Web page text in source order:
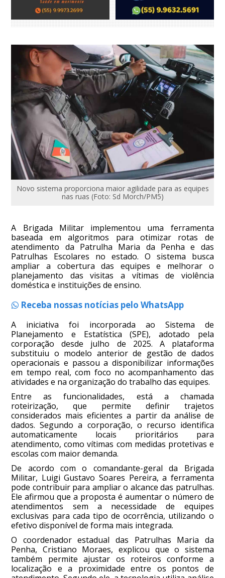
Novo sistema proporciona maior agilidade para as equipes
nas ruas (Foto: Sd Morch/PM5)
A Brigada Militar implementou uma ferramenta
baseada em algoritmos para otimizar rotas de
atendimento da Patrulha Maria da Penha e das
Patrulhas Escolares no estado. O sistema busca
ampliar a cobertura das equipes e melhorar o
planejamento das visitas a vítimas de violência
doméstica e instituições de ensino.
Receba nossas notícias pelo WhatsApp
A iniciativa foi incorporada ao Sistema de
Planejamento e Estatística (SPE), adotado pela
corporação desde julho de 2025. A plataforma
substituiu o modelo anterior de gestão de dados
operacionais e passou a disponibilizar informações
em tempo real, com foco no acompanhamento das
atividades e na organização do trabalho das equipes.
Entre as funcionalidades, está a chamada
roteirização, que permite definir trajetos
considerados mais eficientes a partir da análise de
dados. Segundo a corporação, o recurso identifica
automaticamente locais prioritários para
atendimento, como vítimas com medidas protetivas e
escolas com maior demanda.
De acordo com o comandante-geral da Brigada
Militar, Luigi Gustavo Soares Pereira, a ferramenta
pode contribuir para ampliar o alcance das patrulhas.
Ele afirmou que a proposta é aumentar o número de
atendimentos sem a necessidade de equipes
exclusivas para cada tipo de ocorrência, utilizando o
efetivo disponível de forma mais integrada.
O coordenador estadual das Patrulhas Maria da
Penha, Cristiano Moraes, explicou que o sistema
também permite ajustar os roteiros conforme a
localização e a proximidade entre os pontos de